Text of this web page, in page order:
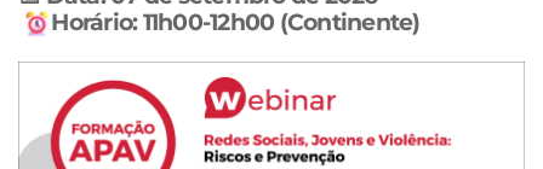
Horário: 11h00-12h00 (Continente)